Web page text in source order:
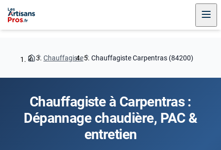
Chauffagiste Chauffagiste Carpentras (84200)
Chauffagiste à Carpentras :
Dépannage chaudière, PAC &
entretien